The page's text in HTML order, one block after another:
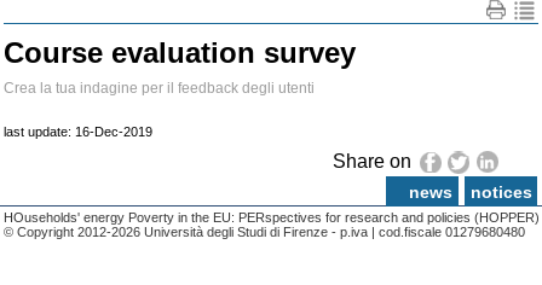
Course evaluation survey
Crea la tua indagine per il feedback degli utenti
last update: 16-Dec-2019
Share on
news notices
HOuseholds' energy Poverty in the EU: PERspectives for research and policies (HOPPER)
© Copyright 2012-2026 Università degli Studi di Firenze - p.iva | cod.fiscale 01279680480